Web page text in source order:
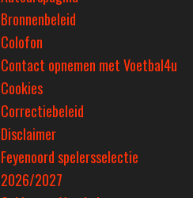
Bronnenbeleid
Colofon
Contact opnemen met Voetbal4u
Cookies
Correctiebeleid
Disclaimer
Feyenoord spelersselectie
2026/2027